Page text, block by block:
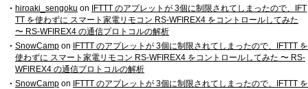
hiroaki_sengoku on
IFTTT のアプレットが 3個に制限されてしまったので、IFT
TT を使わずに スマート家電リモコン RS-WFIREX4 をコントロールしてみた
〜 RS-WFIREX4 の通信プロトコルの解析
SnowCamp on
IFTTT のアプレットが 3個に制限されてしまったので、IFTTT を
使わずに スマート家電リモコン RS-WFIREX4 をコントロールしてみた 〜 RS-
WFIREX4 の通信プロトコルの解析
SnowCamp on
IFTTT のアプレットが 3個に制限されてしまったので、IFTTT を